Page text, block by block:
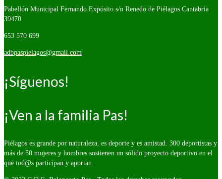
Pabellón Municipal Fernando Expósito s/n Renedo de Piélagos Cantabria
39470
653 570 699
adbpaspielagos@gmail.com
¡Síguenos!
¡Ven a la familia Pas!
Piélagos es grande por naturaleza, es deporte y es amistad. 300 deportistas y
más de 50 mujeres y hombres sostienen un sólido proyecto deportivo en el
que tod@s participan y aportan.